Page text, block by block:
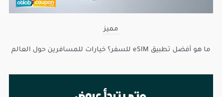
مميز
ما هو أفضل تطبيق eSIM للسفر؟ خيارات للمسافرين حول العالم